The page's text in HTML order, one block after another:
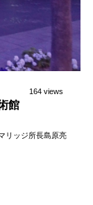
164 views
館
リッジ所長島原亮